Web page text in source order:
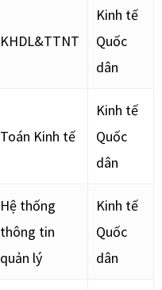
KHDL&TTNT
Kinh tế
Quốc
dân
Toán Kinh tế
Kinh tế
Quốc
dân
Hệ thống
thông tin
quản lý
Kinh tế
Quốc
dân